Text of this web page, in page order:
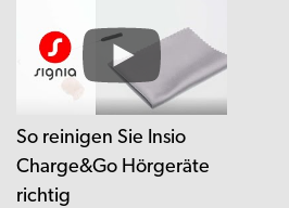
So reinigen Sie Insio
Charge&Go Hörgeräte
richtig